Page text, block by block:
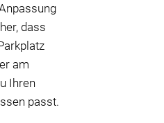
dass
am
Ihren
passt.